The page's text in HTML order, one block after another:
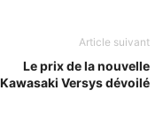
Article suivant
Le prix de la nouvelle
Kawasaki Versys dévoilé